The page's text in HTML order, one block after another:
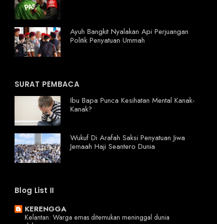
Ayuh Bangkit Nyalakan Api Perjuangan
Politik Penyatuan Ummah
SURAT PEMBACA
Ibu Bapa Punca Kesihatan Mental Kanak-
Kanak?
Wukuf Di Arafah Saksi Penyatuan Jiwa
Jemaah Haji Seantero Dunia
Blog List II
KERENGGA
Kelantan: Warga emas ditemukan meninggal dunia